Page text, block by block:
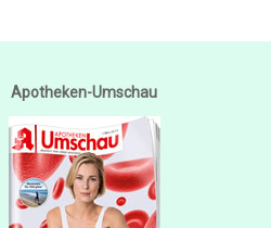
Apotheken-Umschau